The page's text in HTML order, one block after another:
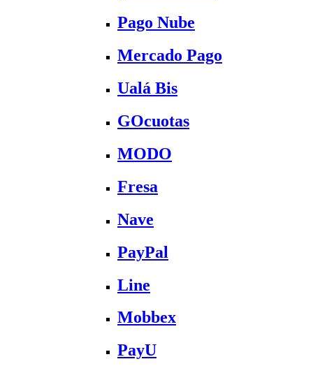
Pago Nube
Mercado Pago
Ualá Bis
GOcuotas
MODO
Fresa
Nave
PayPal
Line
Mobbex
PayU